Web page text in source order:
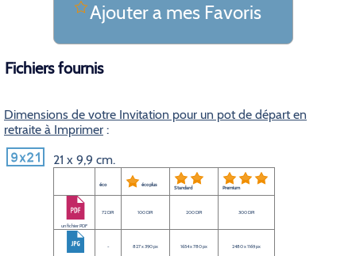
Ajouter a mes Favoris
Fichiers fournis
Dimensions de votre Invitation pour un pot de départ en
retraite à Imprimer :
21 x 9,9 cm.
éco éco plus Standard Premium
un fichier PDF
72 DPI 100 DPI 200 DPI 300 DPI
- 827 x 390 px 1654 x 780 px 2480 x 1169 px